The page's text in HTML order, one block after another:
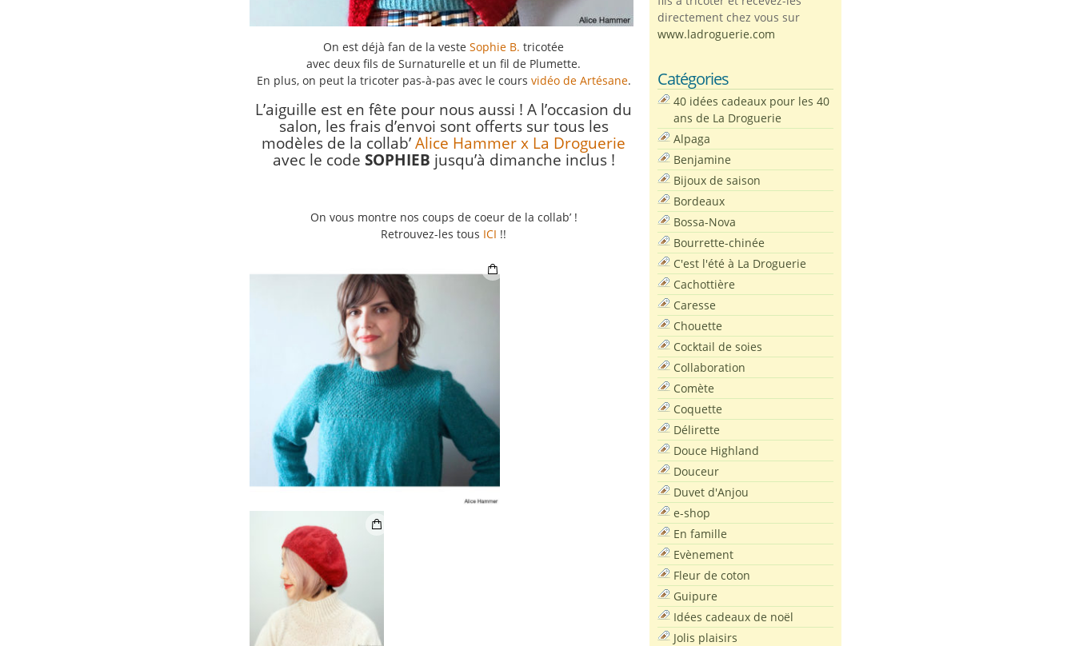
On est déjà fan de la veste Sophie B. tricotée
avec deux fils de Surnaturelle et un fil de Plumette.
En plus, on peut la tricoter pas-à-pas avec le cours vidéo de Artésane.
L’aiguille est en fête pour nous aussi ! A l’occasion du
salon, les frais d’envoi sont offerts sur tous les
modèles de la collab’ Alice Hammer x La Droguerie
avec le code SOPHIEB jusqu’à dimanche inclus !
On vous montre nos coups de coeur de la collab’ !
Retrouvez-les tous ICI !!
directement chez vous sur
www.ladroguerie.com
Catégories
40 idées cadeaux pour les 40
ans de La Droguerie
Alpaga
Benjamine
Bijoux de saison
Bordeaux
Bossa-Nova
Bourrette-chinée
C'est l'été à La Droguerie
Cachottière
Caresse
Chouette
Cocktail de soies
Collaboration
Comète
Coquette
Délirette
Douce Highland
Douceur
Duvet d'Anjou
e-shop
En famille
Evènement
Fleur de coton
Guipure
Idées cadeaux de noël
Jolis plaisirs